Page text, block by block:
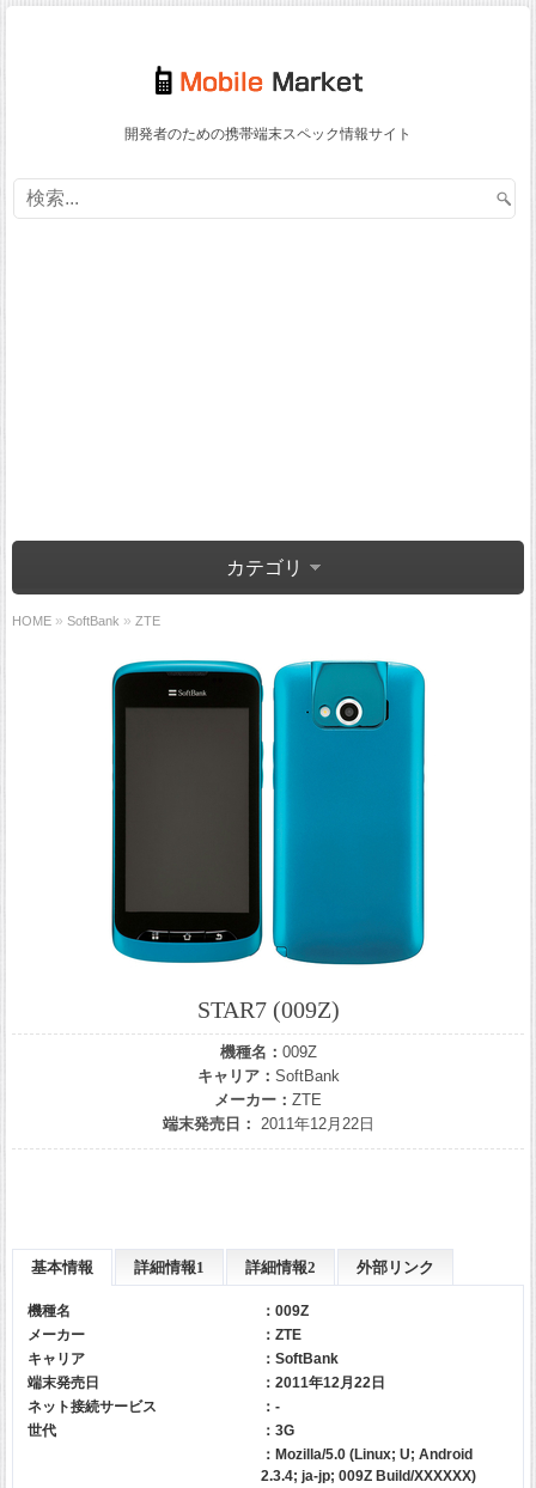
開発者のための携帯端末スペック情報サイト
カテゴリ
HOME » SoftBank » ZTE
STAR7 (009Z)
機種名： 009Z
キャリア： SoftBank
メーカー： ZTE
端末発売日： 2011年12月22日
基本情報 詳細情報1 詳細情報2 外部リンク
機種名
：009Z
メーカー
： ZTE
キャリア
： SoftBank
端末発売日
：2011年12月22日
ネット接続サービス
：-
世代
：3G
：Mozilla/5.0 (Linux; U; Android
2.3.4; ja-jp; 009Z Build/XXXXXX)